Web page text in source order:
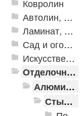
Ковролин
Автолин, Транслин, Линолеум
Ламинат, Кварцвиниловая плитка SPC
Сад и огород
Искусственная трава
Отделочные профили
Алюминиевые пороги
Стыкоперекрывающие алюминиевые пороги